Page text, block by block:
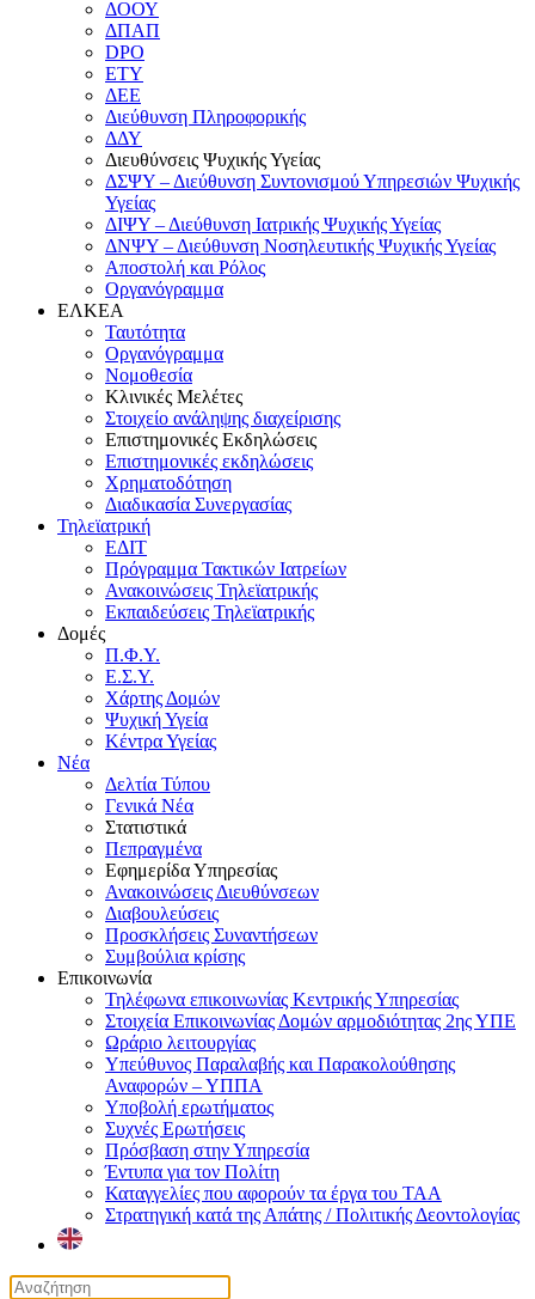
ΔΟΟΥ
ΔΠΑΠ
DPO
ΕΤΥ
ΔΕΕ
Διεύθυνση Πληροφορικής
ΔΔΥ
Διευθύνσεις Ψυχικής Υγείας
ΔΣΨΥ – Διεύθυνση Συντονισμού Υπηρεσιών Ψυχικής
Υγείας
ΔΙΨΥ – Διεύθυνση Ιατρικής Ψυχικής Υγείας
ΔΝΨΥ – Διεύθυνση Νοσηλευτικής Ψυχικής Υγείας
Αποστολή και Ρόλος
Οργανόγραμμα
ΕΛΚΕΑ
Ταυτότητα
Οργανόγραμμα
Νομοθεσία
Κλινικές Μελέτες
Στοιχείο ανάληψης διαχείρισης
Επιστημονικές Εκδηλώσεις
Επιστημονικές εκδηλώσεις
Χρηματοδότηση
Διαδικασία Συνεργασίας
Τηλεϊατρική
ΕΔΙΤ
Πρόγραμμα Τακτικών Ιατρείων
Ανακοινώσεις Τηλεϊατρικής
Εκπαιδεύσεις Τηλεϊατρικής
Δομές
Π.Φ.Υ.
Ε.Σ.Υ.
Χάρτης Δομών
Ψυχική Υγεία
Κέντρα Υγείας
Νέα
Δελτία Τύπου
Γενικά Νέα
Στατιστικά
Πεπραγμένα
Εφημερίδα Υπηρεσίας
Ανακοινώσεις Διευθύνσεων
Διαβουλεύσεις
Προσκλήσεις Συναντήσεων
Συμβούλια κρίσης
Επικοινωνία
Τηλέφωνα επικοινωνίας Κεντρικής Υπηρεσίας
Στοιχεία Επικοινωνίας Δομών αρμοδιότητας 2ης ΥΠΕ
Ωράριο λειτουργίας
Υπεύθυνος Παραλαβής και Παρακολούθησης
Αναφορών – ΥΠΠΑ
Υποβολή ερωτήματος
Συχνές Ερωτήσεις
Πρόσβαση στην Υπηρεσία
Έντυπα για τον Πολίτη
Καταγγελίες που αφορούν τα έργα του ΤΑΑ
Στρατηγική κατά της Απάτης / Πολιτικής Δεοντολογίας